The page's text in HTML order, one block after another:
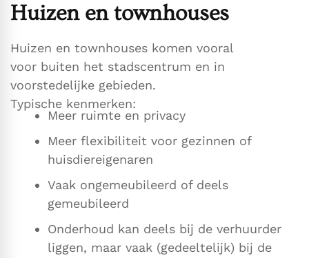
Huizen en townhouses
Huizen en townhouses komen vooral
voor buiten het stadscentrum en in
voorstedelijke gebieden.
Typische kenmerken:
Meer ruimte en privacy
Meer flexibiliteit voor gezinnen of
huisdiereigenaren
Vaak ongemeubileerd of deels
gemeubileerd
Onderhoud kan deels bij de verhuurder
liggen, maar vaak (gedeeltelijk) bij de